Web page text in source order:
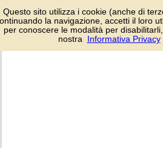
turistiche.
Questo sito utilizza i cookie (anche di
la navigazione, accetti il loro
per conoscere le modalità per
nostra
Informativa Privacy